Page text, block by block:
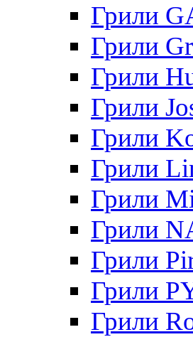
Грили
Грили
Грили
Грили
Грили
Грили
Грили
Грили
Грили
Грили
Грили